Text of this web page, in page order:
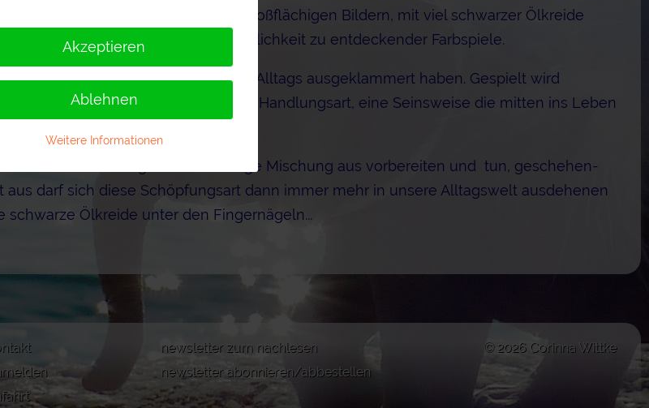
und tut, der wird, besonders bei großflächigen Bildern, mit viel schwarzer Ölkreide
und zeichnen bis in die Unendlichkeit zu entdeckender Farbspiele.
aus den seriösen Bereichen des Alltags ausgeklammert haben. Gespielt wird
aber ist ein Werkzeug, eine Handlungsart, eine Seinsweise die mitten ins Leben
Situationen zu meistern.
Genießens. Es ist genau die richtige Mischung aus vorbereiten und tun, geschehen-
darf sich diese Schöpfungsart dann immer mehr in unsere Alltagswelt ausdehenen
Ölkreide unter den Fingernägeln...
newsletter zum nachlesen
newsletter abonnieren/abbestellen
© 2026 Corinna Wittke
Akzeptieren
Ablehnen
Weitere Informationen